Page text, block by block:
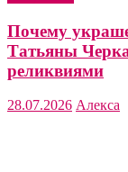
Почему
Татьяны
реликвиями
28.07.2026 Алекса